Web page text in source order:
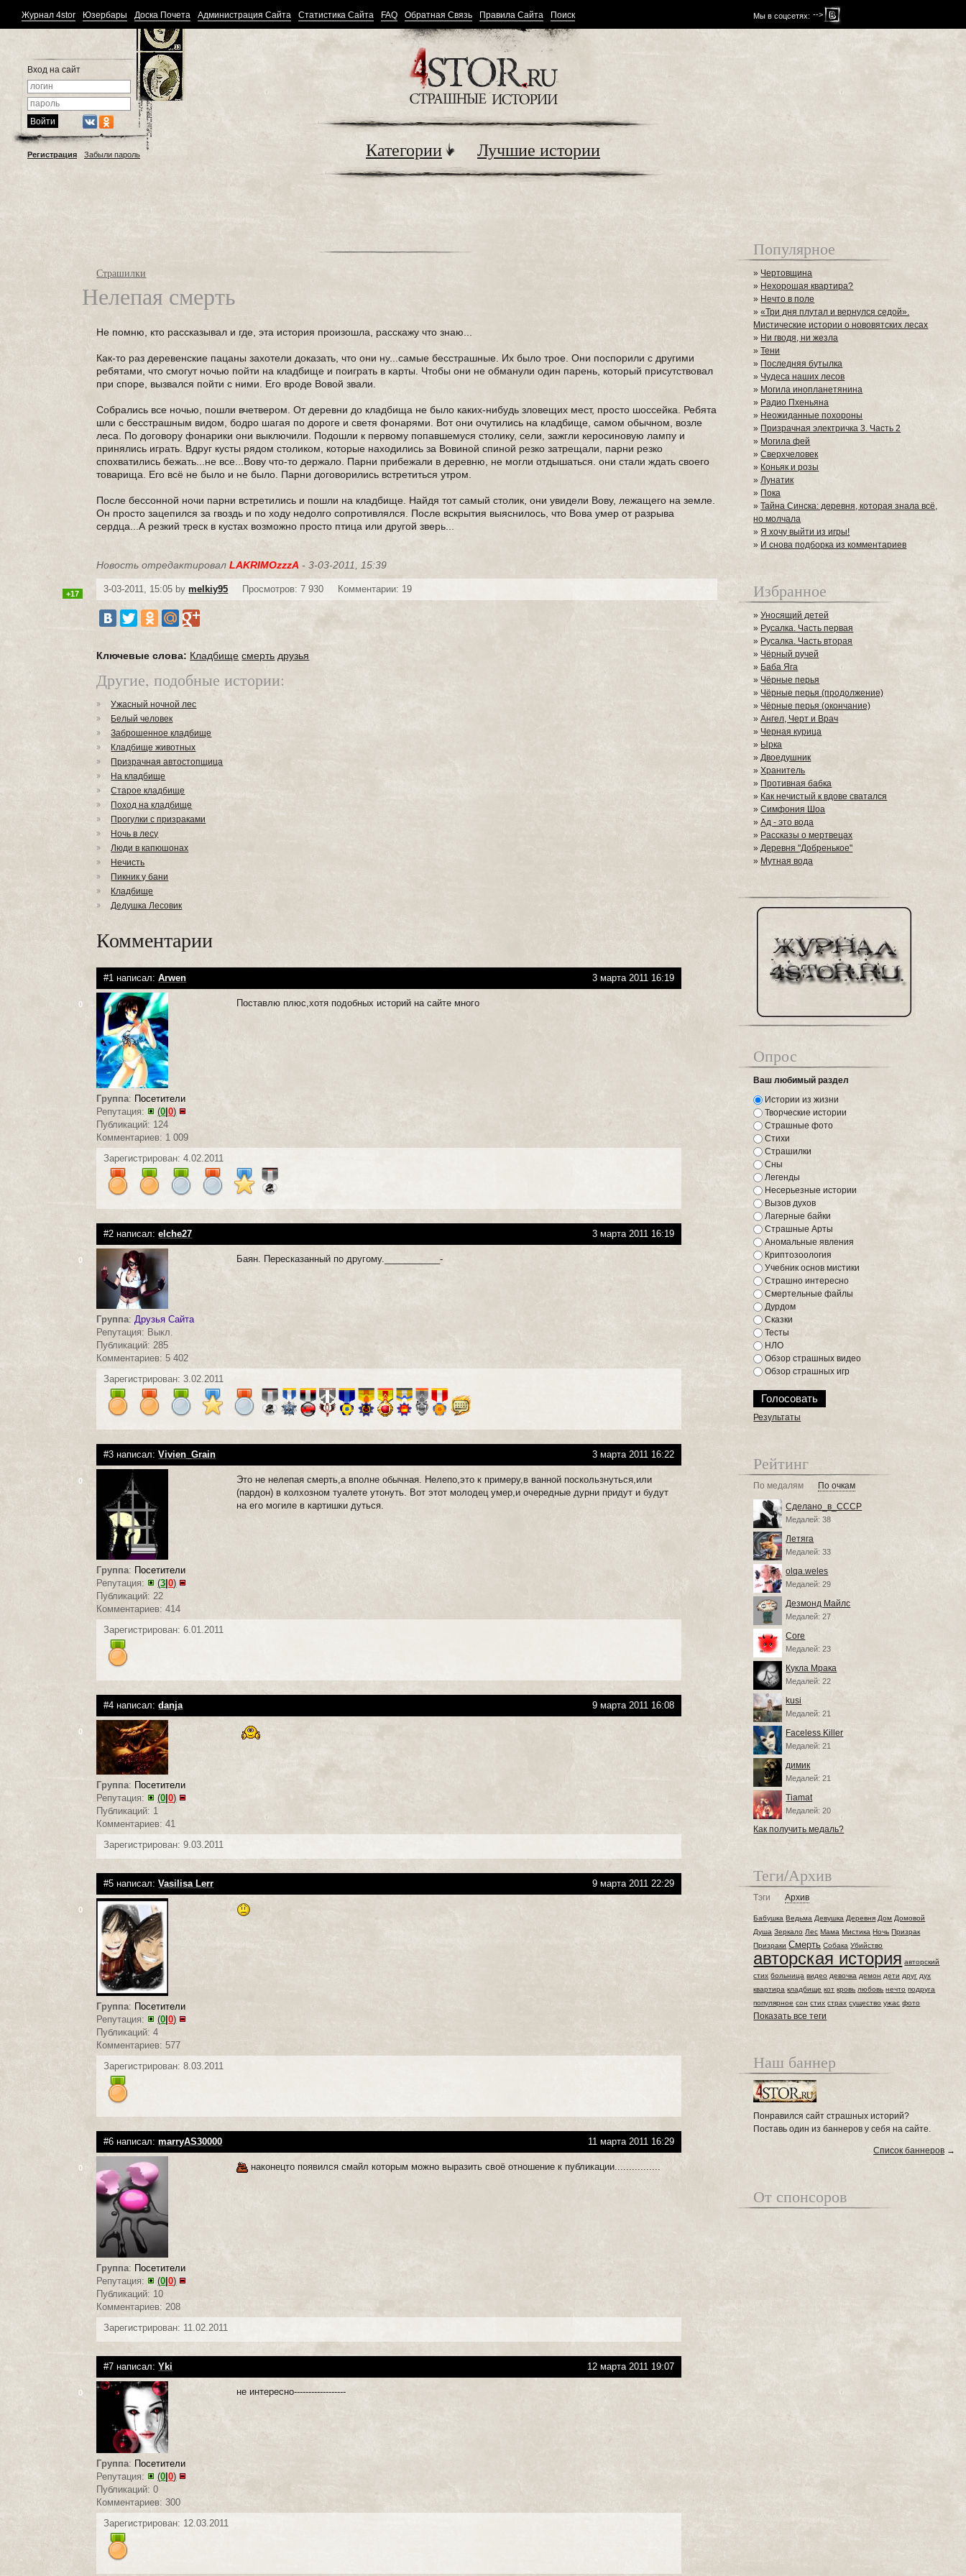
Мы в соцсетях: -->
Журнал 4stor Юзербары Доска Почета Администрация Сайта Статистика Сайта FAQ Обратная Связь Правила Сайта Поиск
Вход на сайт
Регистрация Забыли пароль Категории Лучшие истории
Страшилки
Нелепая смерть
Не помню, кто рассказывал и где, эта история произошла, расскажу что знаю...
Как-то раз деревенские пацаны захотели доказать, что они ну...самые бесстрашные. Их было трое. Они поспорили с другими
ребятами, что смогут ночью пойти на кладбище и поиграть в карты. Чтобы они не обманули один парень, который присутствовал
при споре, вызвался пойти с ними. Его вроде Вовой звали.
Собрались все ночью, пошли вчетвером. От деревни до кладбища не было каких-нибудь зловещих мест, просто шоссейка. Ребята
шли с бесстрашным видом, бодро шагая по дороге и светя фонарями. Вот они очутились на кладбище, самом обычном, возле
леса. По договору фонарики они выключили. Подошли к первому попавшемуся столику, сели, зажгли керосиновую лампу и
принялись играть. Вдруг кусты рядом столиком, которые находились за Вовиной спиной резко затрещали, парни резко
спохватились бежать...не все...Вову что-то держало. Парни прибежали в деревню, не могли отдышаться. они стали ждать своего
товарища. Его всё не было и не было. Парни договорились встретиться утром.
После бессонной ночи парни встретились и пошли на кладбище. Найдя тот самый столик, они увидели Вову, лежащего на земле.
Он просто зацепился за гвоздь и по ходу недолго сопротивлялся. После вскрытия выяснилось, что Вова умер от разрыва
сердца...А резкий треск в кустах возможно просто птица или другой зверь...
Новость отредактировалLAKRIMOzzzA - 3-03-2011, 15:39
3-03-2011, 15:05 bymelkiy95 Просмотров: 7 930 Комментарии: 19
+17
Ключевые слова: Кладбищe смерть друзья
Другие, подобные истории:
Ужасный ночной лес
Белый человек
Заброшенное кладбище
Кладбище животных
Призрачная автостопщица
На кладбище
Старое кладбище
Поход на кладбище
Прогулки с призраками
Ночь в лесу
Люди в капюшонах
Нечисть
Пикник у бани
Кладбище
Дедушка Лесовик
Комментарии
#1 написал:Arwen 3 марта 2011 16:19
0
Группа: Посетители
Репутация:
(0 |0)
Публикаций: 124
Комментариев: 1 009
Поставлю плюс,хотя подобных историй на сайте много
Зарегистрирован: 4.02.2011
#2 написал:elche27 3 марта 2011 16:19
0
Группа:Друзья Сайта
Репутация: Выкл.
Публикаций: 285
Комментариев: 5 402
Баян. Пересказанный по другому.___________-
Зарегистрирован: 3.02.2011
#3 написал:Vivien_Grain 3 марта 2011 16:22
0
Группа: Посетители
Репутация:
(3 |0)
Публикаций: 22
Комментариев: 414
Это не нелепая смерть,а вполне обычная. Нелепо,это к примеру,в ванной поскользнуться,или
(пардон) в колхозном туалете утонуть. Вот этот молодец умер,и очередные дурни придут и будут
на его могиле в картишки дуться.
Зарегистрирован: 6.01.2011
#4 написал:danja 9 марта 2011 16:08
0
Группа: Посетители
Репутация:
(0|0)
Публикаций: 1
Комментариев: 41
Зарегистрирован: 9.03.2011
#5 написал:Vasilisa Lerr 9 марта 2011 22:29
0
Группа: Посетители
Репутация:
(0|0)
Публикаций: 4
Комментариев: 577
Зарегистрирован: 8.03.2011
#6 написал:marryAS30000 11 марта 2011 16:29
0
Группа: Посетители
Репутация:
(0 |0)
Публикаций: 10
Комментариев: 208
наконецто появился смайл которым можно выразить своё отношение к публикации................
Зарегистрирован: 11.02.2011
#7 написал:Yki 12 марта 2011 19:07
0
Группа: Посетители
Репутация:
(0 |0)
Публикаций: 0
Комментариев: 300
не интересно------------------
Зарегистрирован: 12.03.2011
Популярное
» Чертовщина
» Нехорошая квартира?
» Нечто в поле
»«Три дня плутал и вернулся седой».
Мистические истории о нововятских лесах
» Ни гводя, ни жезла
»Тени
» Последняя бутылка
» Чудеса наших лесов
» Могила инопланетянина
» Радио Пхеньяна
» Неожиданные похороны
» Призрачная электричка 3. Часть 2
» Могила фей
»Сверхчеловек
» Коньяк и розы
»Лунатик
» Пока
»Тайна Синска: деревня, которая знала всё,
но молчала
»Я хочу выйти из игры!
» И снова подборка из комментариев
Избранное
»Уносящий детей
» Русалка. Часть первая
» Русалка. Часть вторая
» Чёрный ручей
» Баба Яга
» Чёрные перья
»Чёрные перья (продолжение)
» Чёрные перья (окончание)
»Ангел, Черт и Врач
» Черная курица
» Ырка
»Двоедушник
»Хранитель
» Противная бабка
» Как нечистый к вдове сватался
»Симфония Шоа
»Ад - это вода
» Рассказы о мертвецах
»Деревня "Добренькое"
» Мутная вода
Опрос
Ваш любимый раздел
Истории из жизни
Творческие истории
Страшные фото
Стихи
Страшилки
Сны
Легенды
Несерьезные истории
Вызов духов
Лагерные байки
Страшные Арты
Аномальные явления
Криптозоология
Учебник основ мистики
Страшно интересно
Смертельные файлы
Дурдом
Сказки
Тесты
НЛО
Обзор страшных видео
Обзор страшных игр
Результаты
Рейтинг
По медалям По очкам
Сделано_в_СССР
Медалей: 38
Летяга
Медалей: 33
olqa.weles
Медалей: 29
Дезмонд Майлс
Медалей: 27
Core
Медалей: 23
Кукла Мрака
Медалей: 22
kusi
Медалей: 21
Faceless Killer
Медалей: 21
димик
Медалей: 21
Tiamat
Медалей: 20
Как получить медаль?
Теги/Архив
Тэги Архив
Бабушка Ведьма Девушка Деревня Дом Домовой
Душа Зеркало Лес Мама Мистика Ночь Призрак
Призраки Смерть Собака Убийство
авторская история авторский
стих больница видео девочка демон дети друг дух
квартира кладбище кот кровь любовь нечто подруга
популярное сон стих страх существо ужас фото
Показать все теги
Наш баннер
Понравился сайт страшных историй?
Поставь один из баннеров у себя на сайте.
Список баннеров →
От спонсоров